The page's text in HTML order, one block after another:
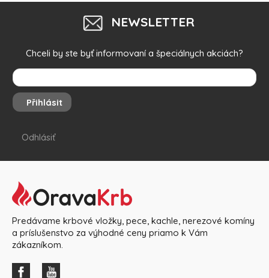
NEWSLETTER
Chceli by ste byť informovaní a špeciálnych akciách?
Přihlásit
Odhlásiť
Predávame krbové vložky, pece, kachle, nerezové komíny
a príslušenstvo za výhodné ceny priamo k Vám
zákazníkom.